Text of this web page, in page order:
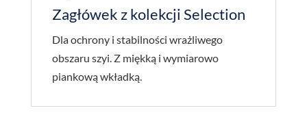
Zagłówek z kolekcji Selection
Dla ochrony i stabilności wrażliwego
obszaru szyi. Z miękką i wymiarowo
piankową wkładką.